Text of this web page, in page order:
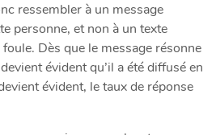
ressembler à un message
personne, et non à un texte
Dès que le message résonne
évident qu’il a été diffusé en
évident, le taux de réponse